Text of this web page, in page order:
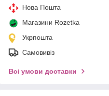
Нова Пошта
Магазини Rozetka
Укрпошта
Самовивіз
Всі умови доставки